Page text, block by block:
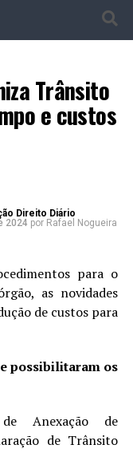
Trânsito
e custos
Direito Diário
2024 por Rafael Nogueira
para o
as novidades
de custos para
possibilitaram os
Anexação de
de Trânsito